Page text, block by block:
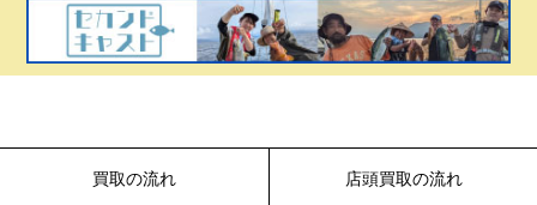
買取の流れ 店頭買取の流れ